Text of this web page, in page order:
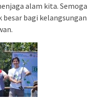
alam kita. Semoga
bagi kelangsungan